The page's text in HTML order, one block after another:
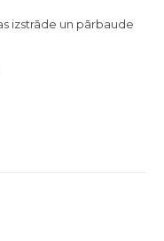
izstrāde un pārbaude